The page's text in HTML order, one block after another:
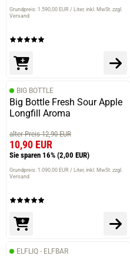
Grundpreis: 1.590,00 EUR / Liter inkl. MwSt. zzgl.
Versand
BIG BOTTLE
Big Bottle Fresh Sour Apple
Longfill Aroma
alter Preis 12,90 EUR
10,90 EUR
Sie sparen 16% (2,00 EUR)
Grundpreis: 1.090,00 EUR / Liter inkl. MwSt. zzgl.
Versand
ELFLIQ - ELFBAR